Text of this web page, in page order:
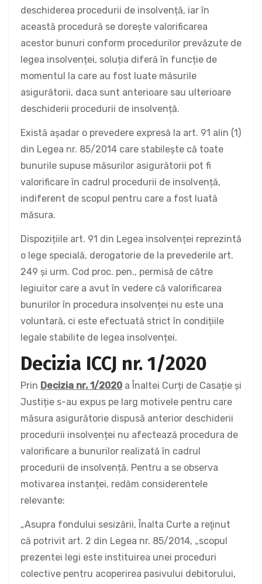
deschiderea procedurii de insolvență, iar în
această procedură se dorește valorificarea
acestor bunuri conform procedurilor prevăzute de
legea insolvenței, soluția diferă în funcție de
momentul la care au fost luate măsurile
asigurătorii, daca sunt anterioare sau ulterioare
deschiderii procedurii de insolvență.
Există așadar o prevedere expresă la art. 91 alin (1)
din Legea nr. 85/2014 care stabilește că toate
bunurile supuse măsurilor asigurătorii pot fi
valorificare în cadrul procedurii de insolvență,
indiferent de scopul pentru care a fost luată
măsura.
Dispozițiile art. 91 din Legea insolvenței reprezintă
o lege specială, derogatorie de la prevederile art.
249 și urm. Cod proc. pen., permisă de către
legiuitor care a avut în vedere că valorificarea
bunurilor în procedura insolvenței nu este una
voluntară, ci este efectuată strict în condițiile
legale stabilite de legea insolvenței.
Decizia ICCJ nr. 1/2020
Prin Decizia nr. 1/2020 a Înaltei Curți de Casație și
Justiție s-au expus pe larg motivele pentru care
măsura asigurătorie dispusă anterior deschiderii
procedurii insolvenței nu afectează procedura de
valorificare a bunurilor realizată în cadrul
procedurii de insolvență. Pentru a se observa
motivarea instanței, redăm considerentele
relevante:
„Asupra fondului sesizării, Înalta Curte a reţinut
că potrivit art. 2 din Legea nr. 85/2014, „scopul
prezentei legi este instituirea unei proceduri
colective pentru acoperirea pasivului debitorului,